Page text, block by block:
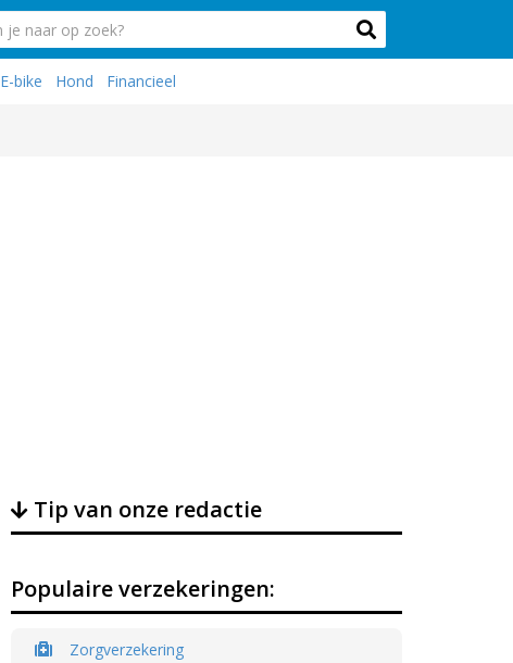
E-bike Hond Financieel
Tip van onze redactie
Populaire verzekeringen:
Zorgverzekering